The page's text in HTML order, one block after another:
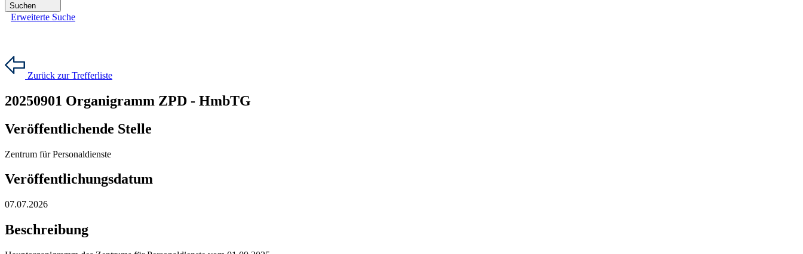
Suchen
Erweiterte Suche
Zurück zur Trefferliste
20250901 Organigramm ZPD - HmbTG
Veröffentlichende Stelle
Zentrum für Personaldienste
Veröffentlichungsdatum
07.07.2026
Beschreibung